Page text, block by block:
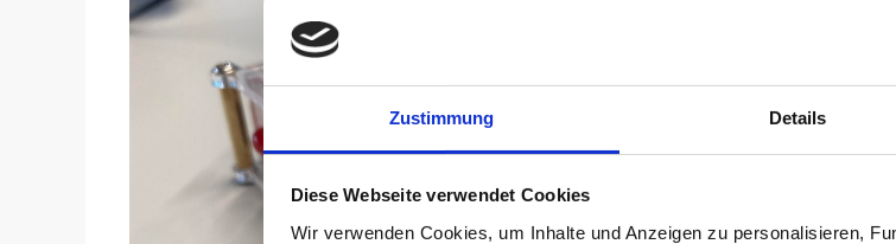
Zustimmung Details
Diese Webseite verwendet Cookies
Wir verwenden Cookies, um Inhalte und Anzeigen zu personalisieren,